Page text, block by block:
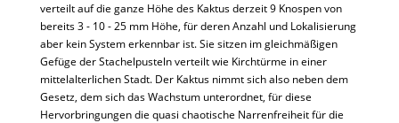
verteilt auf die ganze Höhe des Kaktus derzeit 9 Knospen von
bereits 3 - 10 - 25 mm Höhe, für deren Anzahl und Lokalisierung
aber kein System erkennbar ist. Sie sitzen im gleichmäßigen
Gefüge der Stachelpusteln verteilt wie Kirchtürme in einer
mittelalterlichen Stadt. Der Kaktus nimmt sich also neben dem
Gesetz, dem sich das Wachstum unterordnet, für diese
Hervorbringungen die quasi chaotische Narrenfreiheit für die